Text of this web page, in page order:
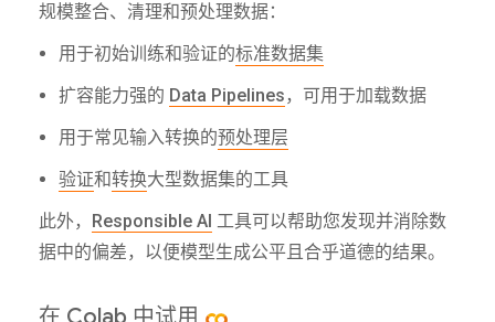
规模整合、清理和预处理数据：
用于初始训练和验证的标准数据集
扩容能力强的 Data Pipelines ，可用于加载数据
用于常见输入转换的预处理层
验证和转换大型数据集的工具
此外， Responsible AI 工具可以帮助您发现并消除数
据中的偏差，以便模型生成公平且合乎道德的结果。